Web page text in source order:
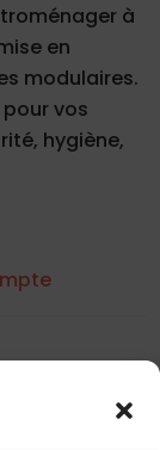
à
en
modulaires.
vos
hygiène,